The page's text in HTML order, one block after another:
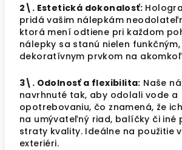
2\. Estetická dokonalosť:
pridá vašim nálepkám
ktorá mení odtiene pri každom
nálepky sa stanú nielen
dekoratívnym prvkom na
3\. Odolnosť a flexibilita: Naše
navrhnuté tak, aby odolali vode a
opotrebovaniu, čo znamená, že
na umývateľný riad, balíčky či iné
straty kvality. Ideálne na použitie
exteriéri.